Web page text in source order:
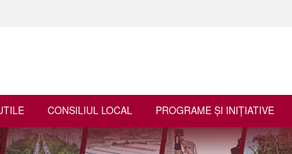
CONSILIUL LOCAL PROGRAME ŞI INIŢIATIVE